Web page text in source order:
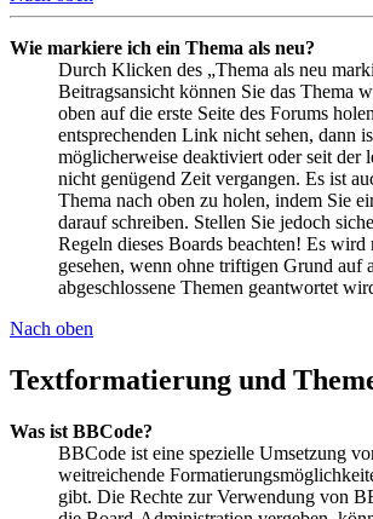
Wie markiere ich ein Thema als neu?
Durch Klicken des „Thema als neu
Beitragsansicht können Sie das Thema
oben auf die erste Seite des Forums
entsprechenden Link nicht sehen, dann
möglicherweise deaktiviert oder seit der
nicht genügend Zeit vergangen. Es ist
Thema nach oben zu holen, indem Sie
darauf schreiben. Stellen Sie jedoch
Regeln dieses Boards beachten! Es wird
gesehen, wenn ohne triftigen Grund auf
abgeschlossene Themen geantwortet
Nach oben
Textformatierung und
Was ist BBCode?
BBCode ist eine spezielle Umsetzung
weitreichende
gibt. Die Rechte zur Verwendung von